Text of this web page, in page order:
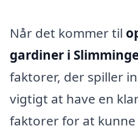
Når det kommer til
gardiner i
faktorer, der spiller
vigtigt at have en
faktorer for at